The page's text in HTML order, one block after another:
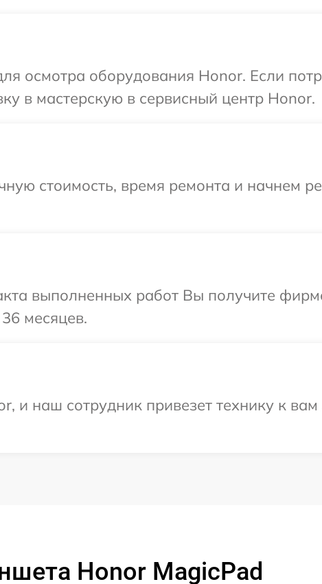
осмотра оборудования Honor. Если
в мастерскую в сервисный центр Honor.
стоимость, время ремонта и начнем
выполненных работ Вы получите
месяцев.
и наш сотрудник привезет технику к
Honor MagicPad